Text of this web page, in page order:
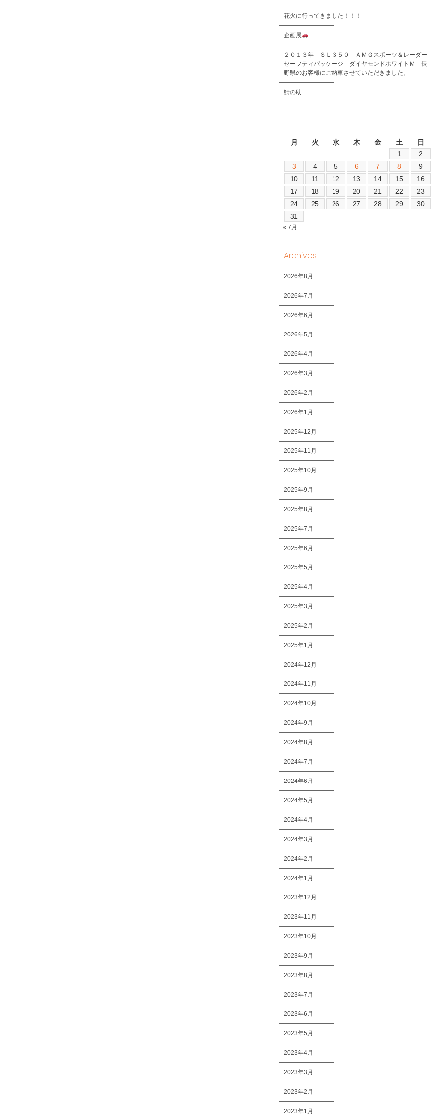
花火に行ってきました！！！
企画展
２０１３年 ＳＬ３５０ ＡＭＧスポーツ＆レーダー
セーフティパッケージ ダイヤモンドホワイトＭ 長
野県のお客様にご納車させていただきました。
鯖の助
月
火 水 木 金 土
日
1
2
3
4 5 6 7 8
9
10
11 12 13 14 15
16
17
18 19 20 21 22
23
24
25 26 27 28 29
30
31
« 7月
Archives
2026年8月
2026年7月
2026年6月
2026年5月
2026年4月
2026年3月
2026年2月
2026年1月
2025年12月
2025年11月
2025年10月
2025年9月
2025年8月
2025年7月
2025年6月
2025年5月
2025年4月
2025年3月
2025年2月
2025年1月
2024年12月
2024年11月
2024年10月
2024年9月
2024年8月
2024年7月
2024年6月
2024年5月
2024年4月
2024年3月
2024年2月
2024年1月
2023年12月
2023年11月
2023年10月
2023年9月
2023年8月
2023年7月
2023年6月
2023年5月
2023年4月
2023年3月
2023年2月
2023年1月